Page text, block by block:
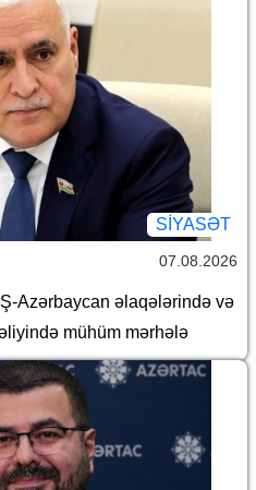
SİYASƏT
07.08.2026
Azərbaycan əlaqələrində və
mühüm mərhələ